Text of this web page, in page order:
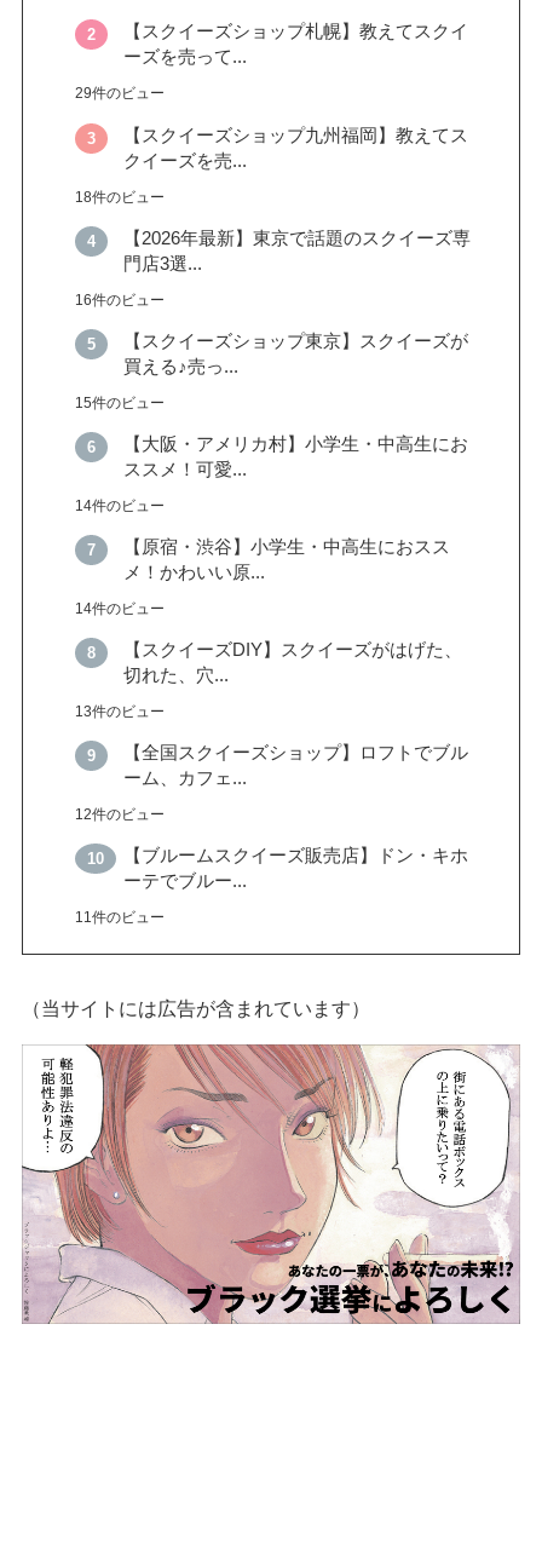
【スクイーズショップ札幌】教えてスクイ
ーズを売って...
29件のビュー
【スクイーズショップ九州福岡】教えてス
クイーズを売...
18件のビュー
【2026年最新】東京で話題のスクイーズ専
門店3選...
16件のビュー
【スクイーズショップ東京】スクイーズが
買える♪売っ...
15件のビュー
【大阪・アメリカ村】小学生・中高生にお
ススメ！可愛...
14件のビュー
【原宿・渋谷】小学生・中高生におスス
メ！かわいい原...
14件のビュー
【スクイーズDIY】スクイーズがはげた、
切れた、穴...
13件のビュー
【全国スクイーズショップ】ロフトでブル
ーム、カフェ...
12件のビュー
【ブルームスクイーズ販売店】ドン・キホ
ーテでブルー...
11件のビュー
（当サイトには広告が含まれています）